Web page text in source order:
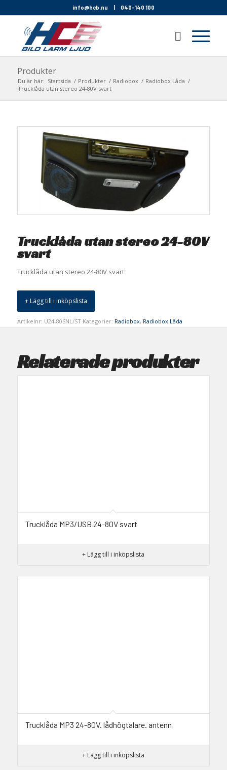
info@hcb.nu | 040-140 100
Produkter
Du är här: Startsida / Produkter / Radiobox / Radiobox Låda /
Trucklåda utan stereo 24-80V svart
Trucklåda utan stereo 24-80V
svart
Trucklåda utan stereo 24-80V svart
+ Lägg till i inköpslista
Artikelnr: U24-80SNL/ST Kategorier: Radiobox, Radiobox Låda
Relaterade produkter
Trucklåda MP3/USB 24-80V svart
+ Lägg till i inköpslista
Trucklåda MP3 24-80V. lådhögtalare. antenn
+ Lägg till i inköpslista